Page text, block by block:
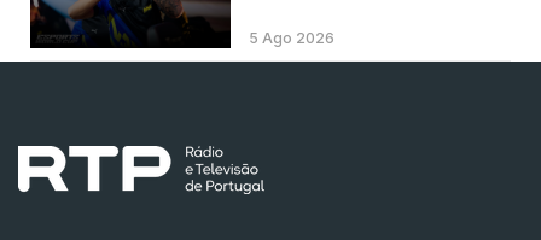
5 Ago 2026